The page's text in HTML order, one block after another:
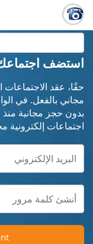
استضف اجتماعك
مجاني بالفعل. في
اجتماعات إلكترونية